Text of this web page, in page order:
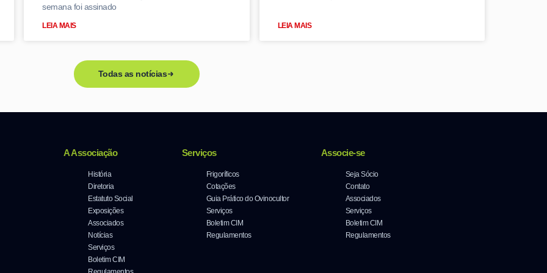
semana foi assinado
LEIA MAIS LEIA MAIS
Todas as notícias
A Associação
História
Diretoria
Estatuto Social
Exposições
Associados
Notícias
Serviços
Boletim CIM
Serviços
Frigoríficos
Cotações
Guia Prático do Ovinocultor
Serviços
Boletim CIM
Regulamentos
Associe-se
Seja Sócio
Contato
Associados
Serviços
Boletim CIM
Regulamentos